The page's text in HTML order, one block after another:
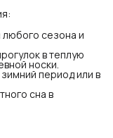
сезона и
в теплую
носки.
период или в
сна в